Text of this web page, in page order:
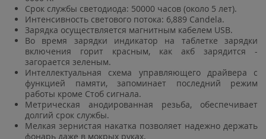
Срок службы светодиода: 50000 часов (около 5 лет).
Интенсивность светового потока: 6,889 Candela.
Зарядка осуществляется магнитным кабелем USB.
Во время зарядки индикатор на таблетке зарядки
включения горит красным, как акб зарядится -
загорается зеленым.
Интеллектуальная схема управляющего драйвера с
функцией памяти, запоминает последний режим
работы кроме Стоб сигнала.
Метрическая анодированная резьба, обеспечивает
долгий срок службы.
Мелкая зернистая накатка позволяет надежно держать
фонарь даже в мокрых руках.